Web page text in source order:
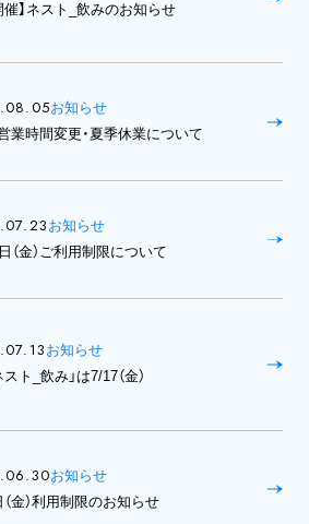
催】ネスト_飲みのお知らせ
お知らせ
業時間変更・夏季休業について
お知らせ
（金）ご利用制限について
お知らせ
スト_飲み」は7/17（金）
お知らせ
金）利用制限のお知らせ